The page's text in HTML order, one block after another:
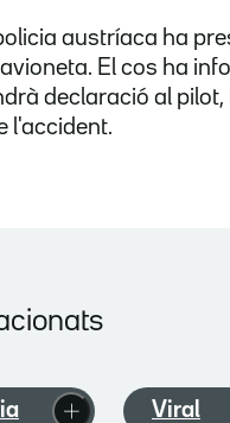
austríaca ha
El cos ha
declaració al
l'accident.
Viral